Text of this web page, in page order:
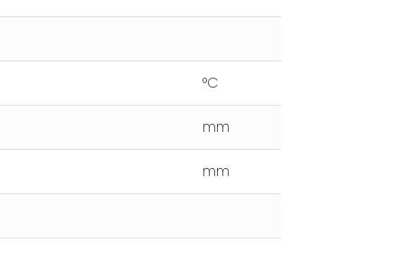
°C
mm
mm